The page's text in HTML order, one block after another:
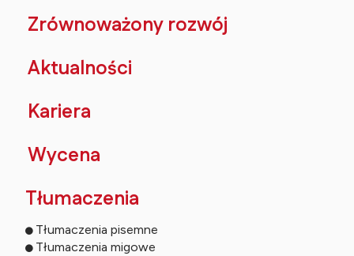
Zrównoważony rozwój
Aktualności
Kariera
Wycena
Tłumaczenia
Tłumaczenia pisemne
Tłumaczenia migowe